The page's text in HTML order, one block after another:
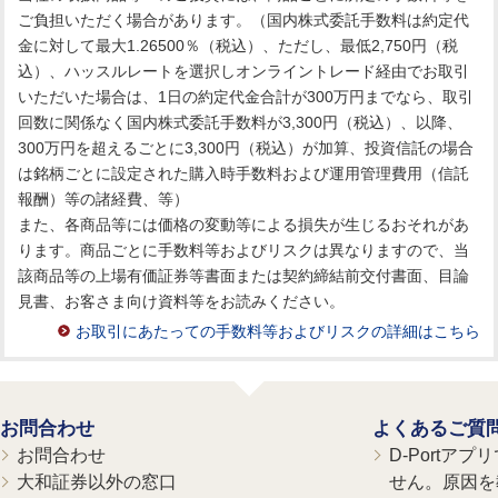
ご負担いただく場合があります。（国内株式委託手数料は約定代
金に対して最大1.26500％（税込）、ただし、最低2,750円（税
込）、ハッスルレートを選択しオンライントレード経由でお取引
いただいた場合は、1日の約定代金合計が300万円までなら、取引
回数に関係なく国内株式委託手数料が3,300円（税込）、以降、
300万円を超えるごとに3,300円（税込）が加算、投資信託の場合
は銘柄ごとに設定された購入時手数料および運用管理費用（信託
報酬）等の諸経費、等）
また、各商品等には価格の変動等による損失が生じるおそれがあ
ります。商品ごとに手数料等およびリスクは異なりますので、当
該商品等の上場有価証券等書面または契約締結前交付書面、目論
見書、お客さま向け資料等をお読みください。
お取引にあたっての手数料等およびリスクの詳細はこちら
お問合わせ
お問合わせ
大和証券以外の窓口
よくあるご質
D-Portアプ
せん。原因